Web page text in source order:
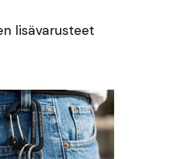
lisävarusteet